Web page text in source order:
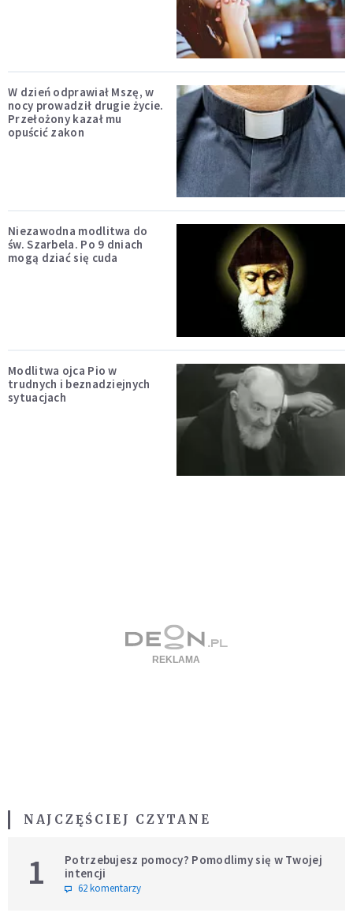
W dzień odprawiał Mszę, w
nocy prowadził drugie życie.
Przełożony kazał mu
opuścić zakon
Niezawodna modlitwa do
św. Szarbela. Po 9 dniach
mogą dziać się cuda
Modlitwa ojca Pio w
trudnych i beznadziejnych
sytuacjach
NAJCZĘŚCIEJ CZYTANE
1
Potrzebujesz pomocy? Pomodlimy się w Twojej
intencji
62 komentarzy